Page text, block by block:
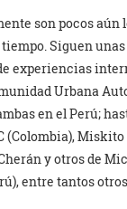
son pocos aún
Siguen
experiencias
Urbana
en el Perú;
(Colombia),
y otros de
entre tantos otros